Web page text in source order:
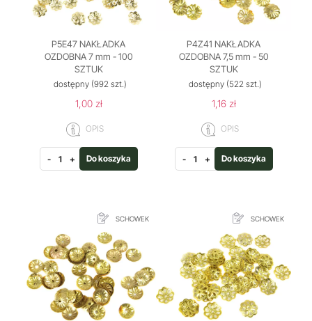
P5E47 NAKŁADKA
OZDOBNA 7 mm - 100
SZTUK
dostępny (992 szt.)
1,00 zł
OPIS
- + Do koszyka
P4Z41 NAKŁADKA
OZDOBNA 7,5 mm - 50
SZTUK
dostępny (522 szt.)
1,16 zł
OPIS
- + Do koszyka
SCHOWEK SCHOWEK